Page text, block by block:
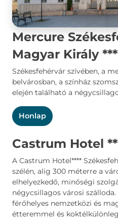
Mercure
Magyar Király
Székesfehérvár szívében, a
belvárosban, a színház
elején található a
Honlap
Castrum Hotel
A Castrum Hotel****
szélén, alig 300 méterre a
elhelyezkedő, minőségi
négycsillagos városi
férőhelyes nemzetközi és
étteremmel és